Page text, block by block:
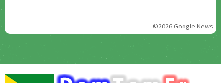
©2026 Google News